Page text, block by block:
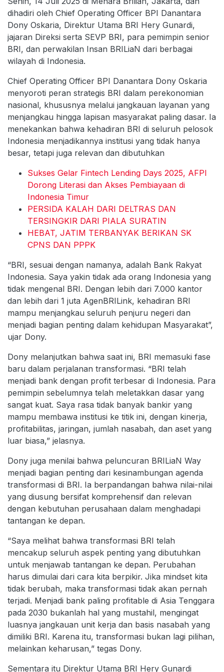
dihadiri oleh Chief Operating Officer BPI Danantara
Dony Oskaria, Direktur Utama BRI Hery Gunardi,
jajaran Direksi serta SEVP BRI, para pemimpin senior
BRI, dan perwakilan Insan BRILiaN dari berbagai
wilayah di Indonesia.
Chief Operating Officer BPI Danantara Dony Oskaria
menyoroti peran strategis BRI dalam perekonomian
nasional, khususnya melalui jangkauan layanan yang
menjangkau hingga lapisan masyarakat paling dasar. Ia
menekankan bahwa kehadiran BRI di seluruh pelosok
Indonesia menjadikannya institusi yang tidak hanya
besar, tetapi juga relevan dan dibutuhkan
Sukses Gelar Fintech Lending Days 2025, AFPI
Dorong Literasi dan Akses Pembiayaan di
Indonesia Timur
PERSIDA KALAH DARI DELTRAS DAN
TERSINGKIR DARI PIALA SURATIN
HEBAT, JATIM TERBANYAK BERIKAN SK
CPNS DAN PPPK
“BRI, sesuai dengan namanya, adalah Bank Rakyat
Indonesia. Saya yakin tidak ada orang Indonesia yang
tidak mengenal BRI. Dengan lebih dari 7.000 kantor
dan lebih dari 1 juta AgenBRILink, kehadiran BRI
mampu menjangkau seluruh penjuru negeri dan
menjadi bagian penting dalam kehidupan Masyarakat”,
ujar Dony.
Dony melanjutkan bahwa saat ini, BRI memasuki fase
baru dalam perjalanan transformasi. “BRI telah
menjadi bank dengan profit terbesar di Indonesia. Para
pemimpin sebelumnya telah meletakkan dasar yang
sangat kuat. Saya rasa tidak banyak bankir yang
mampu membawa institusi ke titik ini, dengan kinerja,
profitabilitas, jaringan, jumlah nasabah, dan aset yang
luar biasa,” jelasnya.
Dony juga menilai bahwa peluncuran BRILiaN Way
menjadi bagian penting dari kesinambungan agenda
transformasi di BRI. Ia berpandangan bahwa nilai-nilai
yang diusung bersifat komprehensif dan relevan
dengan kebutuhan perusahaan dalam menghadapi
tantangan ke depan.
“Saya melihat bahwa transformasi BRI telah
mencakup seluruh aspek penting yang dibutuhkan
untuk menjawab tantangan ke depan. Perubahan
harus dimulai dari cara kita berpikir. Jika mindset kita
tidak berubah, maka transformasi tidak akan pernah
terjadi. Menjadi bank paling profitable di Asia Tenggara
pada 2030 bukanlah hal yang mustahil, mengingat
luasnya jangkauan unit kerja dan basis nasabah yang
dimiliki BRI. Karena itu, transformasi bukan lagi pilihan,
melainkan keharusan,” tegas Dony.
Sementara itu Direktur Utama BRI Hery Gunardi